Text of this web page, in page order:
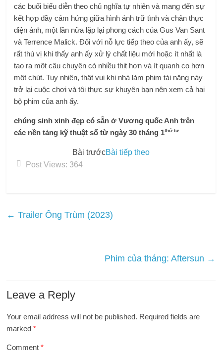
các buổi biểu diễn theo chủ nghĩa tự nhiên và mang đến sự
kết hợp đầy cảm hứng giữa hình ảnh trữ tình và chân thực
điện ảnh, một lần nữa lặp lại phong cách của Gus Van Sant
và Terrence Malick. Đối với nỗ lực tiếp theo của anh ấy, sẽ
rất thú vị khi thấy anh ấy xử lý chất liệu mới hoặc ít nhất là
tạo ra một câu chuyện có nhiều thịt hơn và ít quanh co hơn
một chút. Tuy nhiên, thật vui khi nhà làm phim tài năng này
trở lại cuộc chơi và tôi thực sự khuyên bạn nên xem cả hai
bộ phim của anh ấy.
chúng sinh xinh đẹp có sẵn ở Vương quốc Anh trên
các nền tảng kỹ thuật số từ ngày 30 tháng 1thứ tự
Bài trướcBài tiếp theo
Post Views: 364
← Trailer Ông Trùm (2023)
Phim của tháng: Aftersun →
Leave a Reply
Your email address will not be published. Required fields are
marked*
Comment*